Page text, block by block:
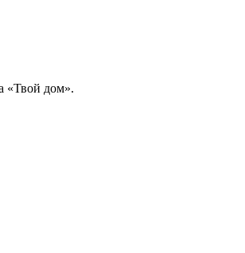
«Твой дом».